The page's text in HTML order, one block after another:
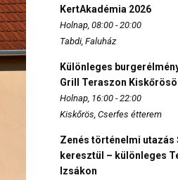
KertAkadémia 2026
Holnap, 08:00 - 20:00
Tabdi, Faluház
Különleges
Grill Teraszon
Holnap, 16:00 - 22:00
Kiskőrös, Cserfes étterem
Zenés történelmi utazás
keresztül – különleges
Izsákon